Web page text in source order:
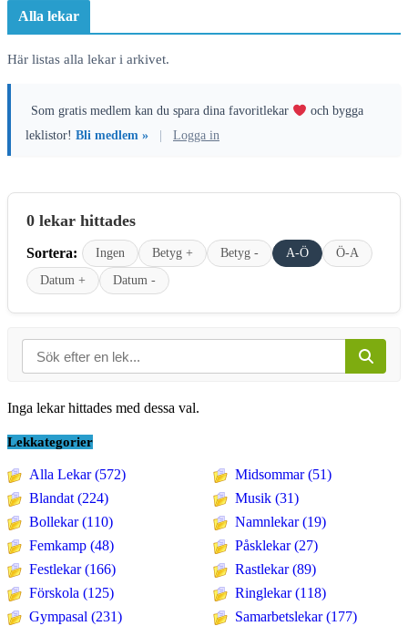
Alla lekar
Här listas alla lekar i arkivet.
Som gratis medlem kan du spara dina favoritlekar
och bygga
leklistor! Bli medlem » Logga in
0 lekar hittades
Sortera: Ingen Betyg + Betyg - A-Ö
Ö-A
Datum +
Datum -
Inga lekar hittades med dessa val.
Lekkategorier
Alla Lekar (572)
Blandat (224)
Bollekar (110)
Femkamp (48)
Festlekar (166)
Förskola (125)
Gympasal (231)
Midsommar (51)
Musik (31)
Namnlekar (19)
Påsklekar (27)
Rastlekar (89)
Ringlekar (118)
Samarbetslekar (177)